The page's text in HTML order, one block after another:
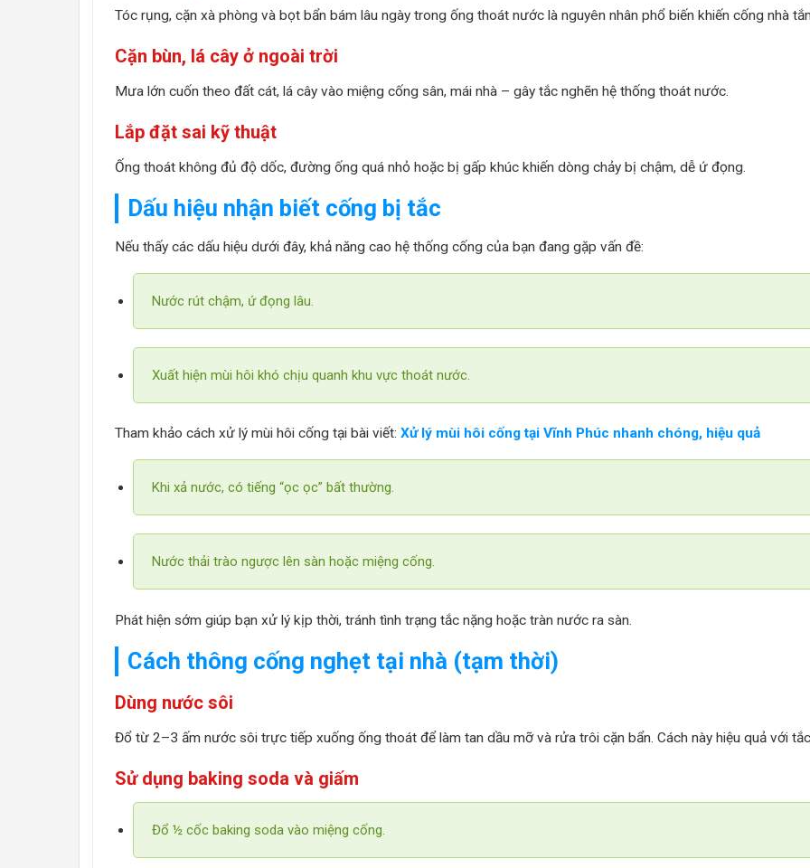
Tóc rụng, cặn xà phòng và bọt bẩn bám lâu ngày trong ống thoát nước là nguyên nhân phổ biến khiến cống nhà
Cặn bùn, lá cây ở ngoài trời
Mưa lớn cuốn theo đất cát, lá cây vào miệng cống sân, mái nhà – gây tắc nghẽn hệ thống thoát nước.
Lắp đặt sai kỹ thuật
Ống thoát không đủ độ dốc, đường ống quá nhỏ hoặc bị gấp khúc khiến dòng chảy bị chậm, dễ ứ đọng.
Dấu hiệu nhận biết cống bị tắc
Nếu thấy các dấu hiệu dưới đây, khả năng cao hệ thống cống của bạn đang gặp vấn đề:
Nước rút chậm, ứ đọng lâu.
Xuất hiện mùi hôi khó chịu quanh khu vực thoát nước.
Tham khảo cách xử lý mùi hôi cống tại bài viết: Xử lý mùi hôi cống tại Vĩnh Phúc nhanh chóng, hiệu quả
Khi xả nước, có tiếng “ọc ọc” bất thường.
Nước thải trào ngược lên sàn hoặc miệng cống.
Phát hiện sớm giúp bạn xử lý kịp thời, tránh tình trạng tắc nặng hoặc tràn nước ra sàn.
Cách thông cống nghẹt tại nhà (tạm thời)
Dùng nước sôi
Đổ từ 2–3 ấm nước sôi trực tiếp xuống ống thoát để làm tan dầu mỡ và rửa trôi cặn bẩn. Cách này hiệu quả với
Sử dụng baking soda và giấm
Đổ ½ cốc baking soda vào miệng cống.